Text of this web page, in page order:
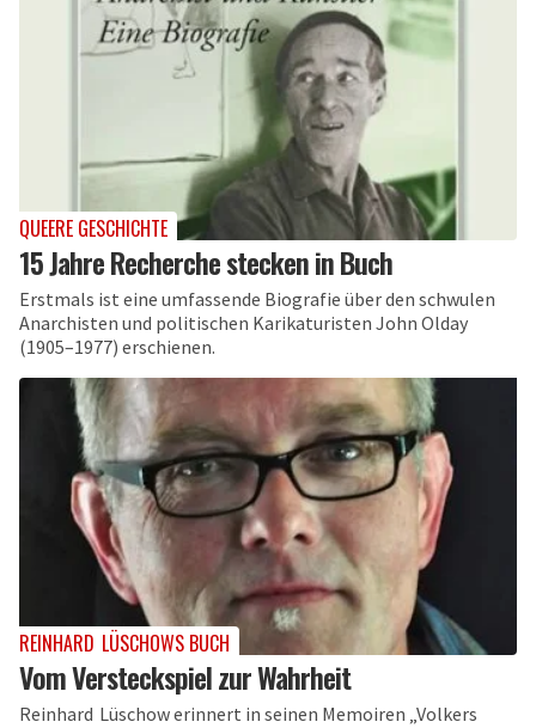
QUEERE GESCHICHTE
15 Jahre Recherche stecken in Buch
Erstmals ist eine umfassende Biografie über den schwulen
Anarchisten und politischen Karikaturisten John Olday
(1905–1977) erschienen.
REINHARD LÜSCHOWS BUCH
Vom Versteckspiel zur Wahrheit
Reinhard Lüschow erinnert in seinen Memoiren „Volkers